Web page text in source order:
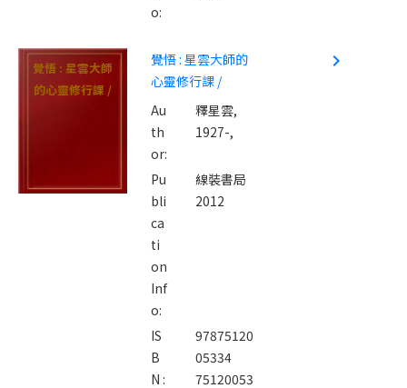
o:
覺悟 : 星雲大師
的心靈修行課 /
覺悟 : 星雲大師的
心靈修行課 /
Au
th
or:
釋星雲,
1927-,
Pu
bli
ca
ti
on
Inf
o:
線裝書局
2012
IS
B
N :
97875120
05334
75120053
navigate_next